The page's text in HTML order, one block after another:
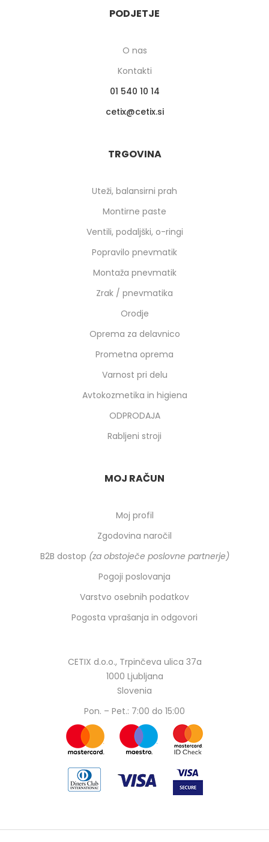
PODJETJE
O nas
Kontakti
01 540 10 14
cetix
cetix.si
TRGOVINA
Uteži, balansirni prah
Montirne paste
Ventili, podaljški, o-ringi
Popravilo pnevmatik
Montaža pnevmatik
Zrak / pnevmatika
Orodje
Oprema za delavnico
Prometna oprema
Varnost pri delu
Avtokozmetika in higiena
ODPRODAJA
Rabljeni stroji
MOJ RAČUN
Moj profil
Zgodovina naročil
B2B dostop (za obstoječe poslovne partnerje)
Pogoji poslovanja
Varstvo osebnih podatkov
Pogosta vprašanja in odgovori
CETIX d.o.o., Trpinčeva ulica 37a
1000 Ljubljana
Slovenia
Pon. – Pet.: 7:00 do 15:00